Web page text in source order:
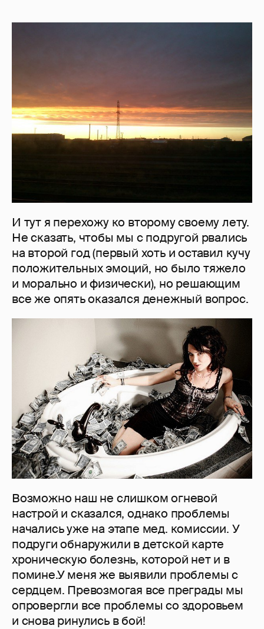
И тут я перехожу ко второму своему лету.
Не сказать, чтобы мы с подругой рвались
на второй год (первый хоть и оставил кучу
положительных эмоций, но было тяжело
и морально и физически), но решающим
все же опять оказался денежный вопрос.
Возможно наш не слишком огневой
настрой и сказался, однако проблемы
начались уже на этапе мед. комиссии. У
подруги обнаружили в детской карте
хроническую болезнь, которой нет и в
помине.У меня же выявили проблемы с
сердцем. Превозмогая все преграды мы
опровергли все проблемы со здоровьем
и снова ринулись в бой!